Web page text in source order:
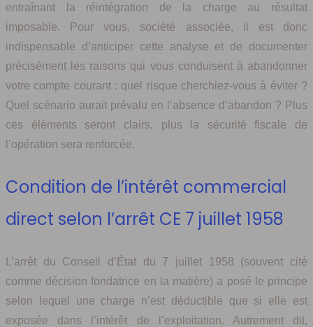
entraînant la réintégration de la charge au résultat
imposable. Pour vous, société associée, il est donc
indispensable d’anticiper cette analyse et de documenter
précisément les raisons qui vous conduisent à abandonner
votre compte courant : quel risque cherchiez-vous à éviter ?
Quel scénario aurait prévalu en l’absence d’abandon ? Plus
ces éléments seront clairs, plus la sécurité fiscale de
l’opération sera renforcée.
Condition de l’intérêt commercial
direct selon l’arrêt CE 7 juillet 1958
L’arrêt du Conseil d’État du 7 juillet 1958 (souvent cité
comme décision fondatrice en la matière) a posé le principe
selon lequel une charge n’est déductible que si elle est
exposée dans l’intérêt de l’exploitation. Autrement dit,